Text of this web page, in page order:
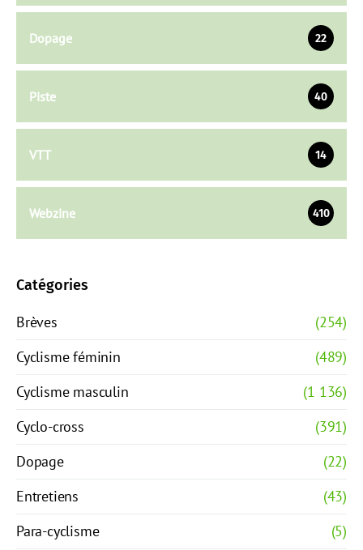
Dopage 22
Piste 40
VTT 14
Webzine 410
Catégories
Brèves
(254)
Cyclisme féminin
(489)
Cyclisme masculin
(1 136)
Cyclo-cross
(391)
Dopage
(22)
Entretiens
(43)
Para-cyclisme
(5)